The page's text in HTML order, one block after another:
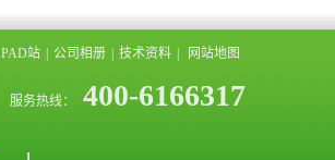
PAD站 公司相册 技术资料 网站地图
服务热线： 400-6166317